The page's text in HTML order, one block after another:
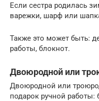
Если сестра родилась
варежки, шарф или
Также это может быть:
работы, блокнот.
Двоюродной или
Двоюродной или
подарок ручной работы: